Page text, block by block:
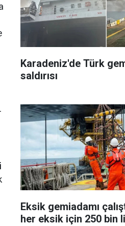
Karadeniz'de Türk
saldırısı
Eksik gemiadamı
her eksik için 250 bin